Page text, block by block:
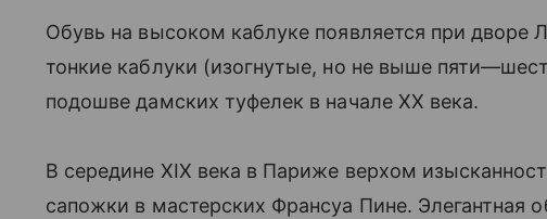
Обувь на высоком каблуке появляется при дворе
тонкие каблуки (изогнутые, но не выше
подошве дамских туфелек в начале XX века.
В середине XIX века в Париже верхом
сапожки в мастерских Франсуа Пине. Элегантная